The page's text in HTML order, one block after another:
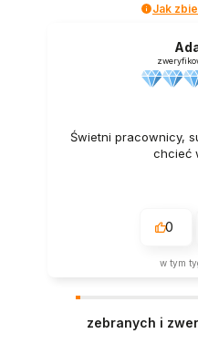
Jak
Świetni pracownicy,
chcieć
0
w tym
zebranych i